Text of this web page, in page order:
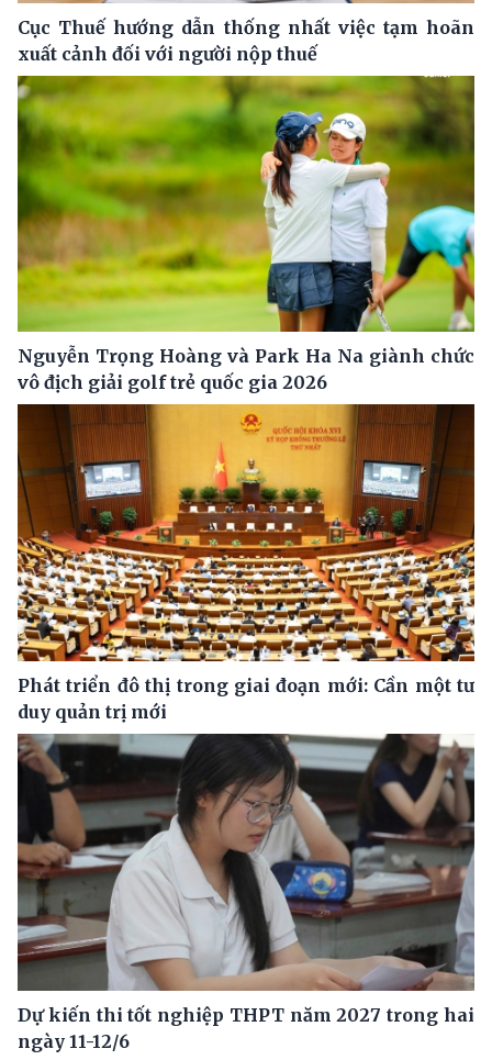
Cục Thuế hướng dẫn thống nhất việc tạm hoãn
xuất cảnh đối với người nộp thuế
Nguyễn Trọng Hoàng và Park Ha Na giành chức
vô địch giải golf trẻ quốc gia 2026
Phát triển đô thị trong giai đoạn mới: Cần một tư
duy quản trị mới
Dự kiến thi tốt nghiệp THPT năm 2027 trong hai
ngày 11-12/6